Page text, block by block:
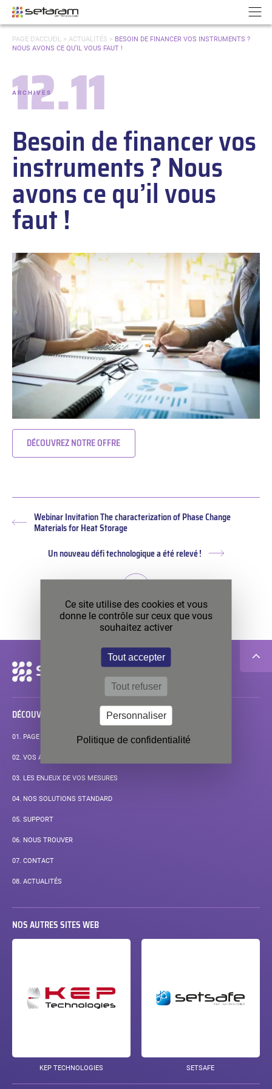
Aller au contenu
VOUS
ÊTES
PAGE D'ACCUEIL> ACTUALITÉS > BESOIN DE FINANCER VOS INSTRUMENTS ?
NOUS AVONS CE QU’IL VOUS FAUT !
Besoin de financer vos
instruments ? Nous
avons ce qu’il vous
faut !
Date :
12.11
ARCHIVES
DÉCOUVREZ NOTRE OFFRE
Article
Webinar Invitation The characterization of Phase Change
Materials for Heat Storage
Article
Un nouveau défi technologique a été relevé !
RETOUR AUX ARCHIVES
Navigation
secondaire
DÉCOUVRIR
01. PAGE D’ACCUEIL
02. VOS APPLICATIONS
03. LES ENJEUX DE VOS MESURES
04. NOS SOLUTIONS STANDARD
05. SUPPORT
06. NOUS TROUVER
07. CONTACT
08. ACTUALITÉS
NOS AUTRES SITES WEB
KEP TECHNOLOGIES SETSAFE
Panneau de gestion des cookies
Ce site utilise des cookies et vous
donne le contrôle sur ceux que vous
souhaitez activer
Tout accepter
Tout refuser
Personnaliser
Politique de confidentialité